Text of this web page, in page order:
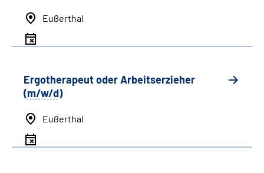
Eußerthal
Ergotherapeut oder Arbeitserzieher
(m/w/d)
Eußerthal